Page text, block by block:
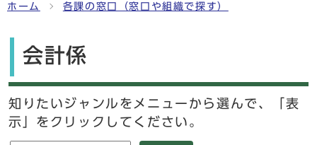
ホーム 各課の窓口（窓口や組織で探す）
会計係
知りたいジャンルをメニューから選んで、「表
示」をクリックしてください。